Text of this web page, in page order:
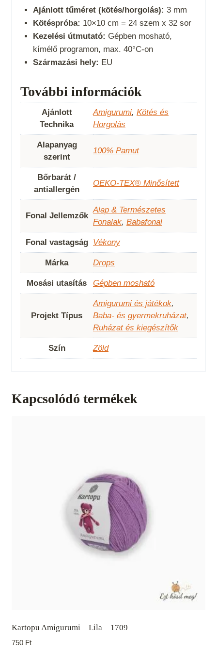
Ajánlott tűméret (kötés/horgolás): 3 mm
Kötéspróba: 10×10 cm = 24 szem x 32 sor
Kezelési útmutató: Gépben mosható,
kímélő programon, max. 40°C-on
Származási hely: EU
További információk
Ajánlott
Technika
Amigurumi, Kötés és
Horgolás
Alapanyag
szerint
100% Pamut
Bőrbarát /
antiallergén
OEKO-TEX® Minősített
Fonal Jellemzők
Alap & Természetes
Fonalak, Babafonal
Fonal vastagság Vékony
Márka Drops
Mosási utasítás Gépben mosható
Projekt Típus
Amigurumi és játékok,
Baba- és gyermekruházat,
Ruházat és kiegészítők
Szín Zöld
Kapcsolódó termékek
Kartopu Amigurumi – Lila – 1709
750 Ft